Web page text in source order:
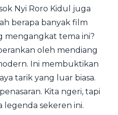
Nyi Roro Kidul juga
berapa banyak film
mengangkat tema ini?
oleh mendiang
Ini membuktikan
tarik yang luar biasa.
Kita ngeri, tapi
sekeren ini.